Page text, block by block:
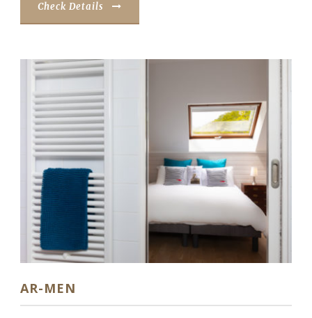
Check Details
AR-MEN